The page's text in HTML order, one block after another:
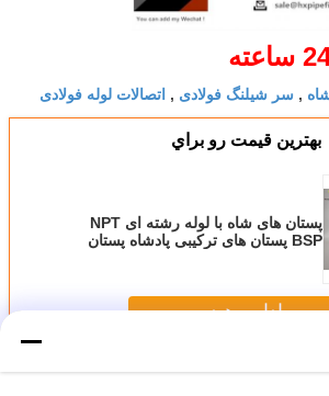
, سر شیلنگ فولادی , اتصالات لوله فولادی
بهترين قيمت رو براي
پستان های شاه با لوله رشته ای NPT
BSP پستان های ترکیبی پادشاه پستان
ادامه هید